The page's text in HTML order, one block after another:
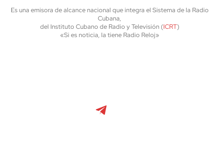
Es una emisora de alcance nacional que integra el Sistema de la Radio
Cubana,
del Instituto Cubano de Radio y Televisión (ICRT)
«Si es noticia, la tiene Radio Reloj»